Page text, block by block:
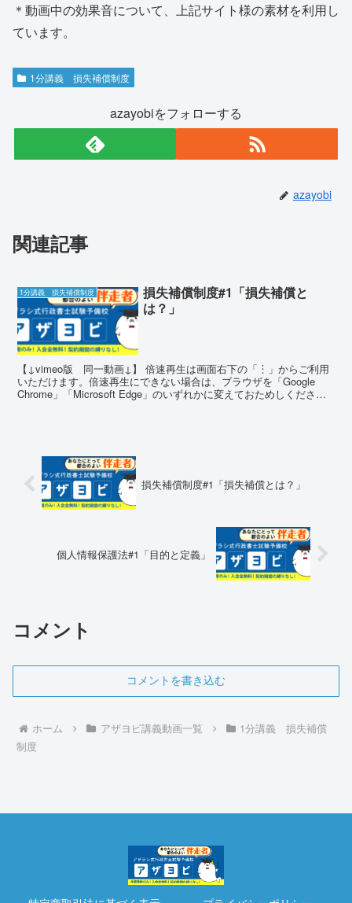
＊動画中の効果音について、上記サイト様の素材を利用し
ています。
1分講義 損失補償制度
azayobiをフォローする
azayobi
関連記事
1分講義 損失補償制度
損失補償制度#1「損失補償と
は？」
【↓vimeo版 同一動画↓】 倍速再生は画面右下の「︙」からご利用
いただけます。倍速再生にできない場合は、ブラウザを「Google
Chrome」「Microsoft Edge」のいずれかに変えておためしくださ
損失補償制度#1「損失補償とは？」
個人情報保護法#1「目的と定義」
コメント
コメントを書き込む
ホーム アザヨビ講義動画一覧
1分講義 損失補償
制度